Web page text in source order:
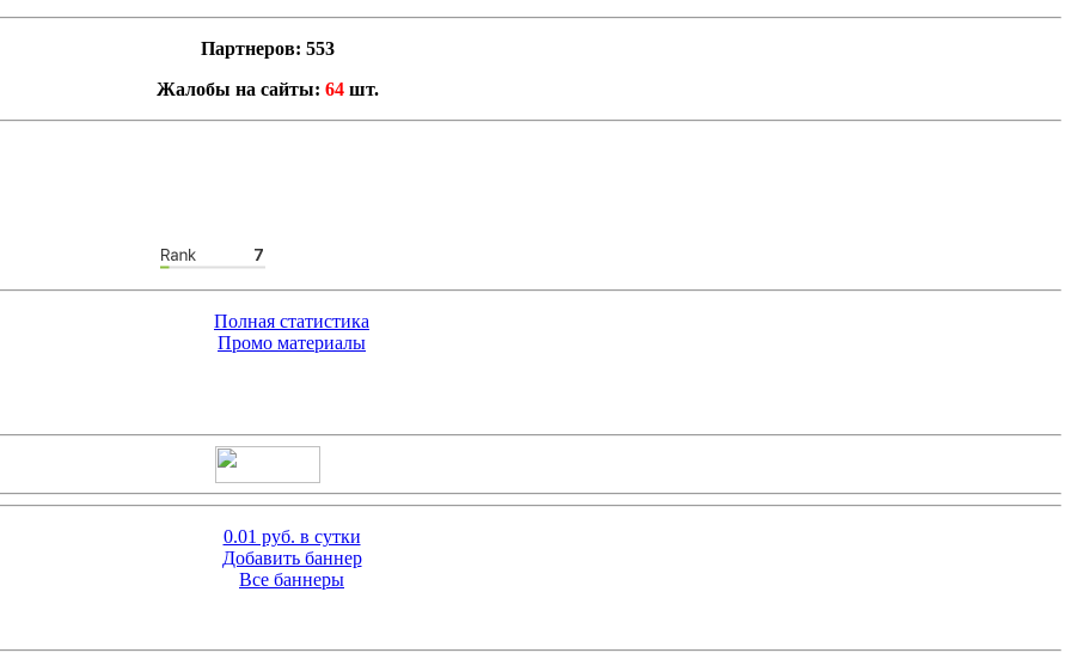
Партнеров: 553
Жалобы на сайты: 64 шт.
Полная статистика
Промо материалы
0.01 руб. в сутки
Добавить баннер
Все баннеры